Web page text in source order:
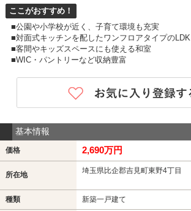
ここがおすすめ！
■公園や小学校が近く、子育て環境も充実
■対面式キッチンを配したワンフロアタイプのLDK
■客間やキッズスペースにも使える和室
■WIC・パントリーなど収納豊富
基本情報
価格 2,690万円
所在地 埼玉県比企郡吉見町東野4丁目
種類 新築一戸建て